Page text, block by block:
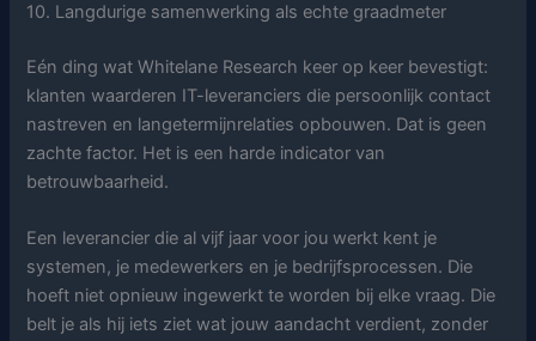
10. Langdurige samenwerking als echte graadmeter
Eén ding wat Whitelane Research keer op keer bevestigt:
klanten waarderen IT-leveranciers die persoonlijk contact
nastreven en langetermijnrelaties opbouwen. Dat is geen
zachte factor. Het is een harde indicator van
betrouwbaarheid.
Een leverancier die al vijf jaar voor jou werkt kent je
systemen, je medewerkers en je bedrijfsprocessen. Die
hoeft niet opnieuw ingewerkt te worden bij elke vraag. Die
belt je als hij iets ziet wat jouw aandacht verdient, zonder